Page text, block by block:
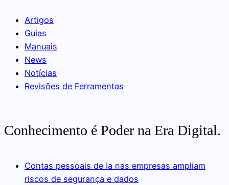
Artigos
Guias
Manuais
News
Notícias
Revisões de Ferramentas
Conhecimento é Poder na Era Digital.
Contas pessoais de Ia nas empresas ampliam
riscos de segurança e dados